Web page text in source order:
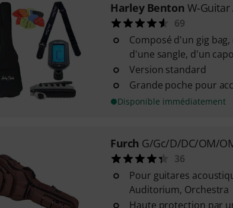
Harley Benton W-Guitar
69
Composé d'un gig
d'une sangle, d'un
Version standard
Grande poche pour
Disponible immédiatement
Furch G/Gc/D/DC/OM/
36
Pour guitares
Auditorium, Orchestra
Haute protection par